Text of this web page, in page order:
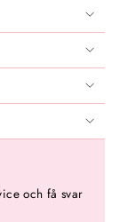
och få svar